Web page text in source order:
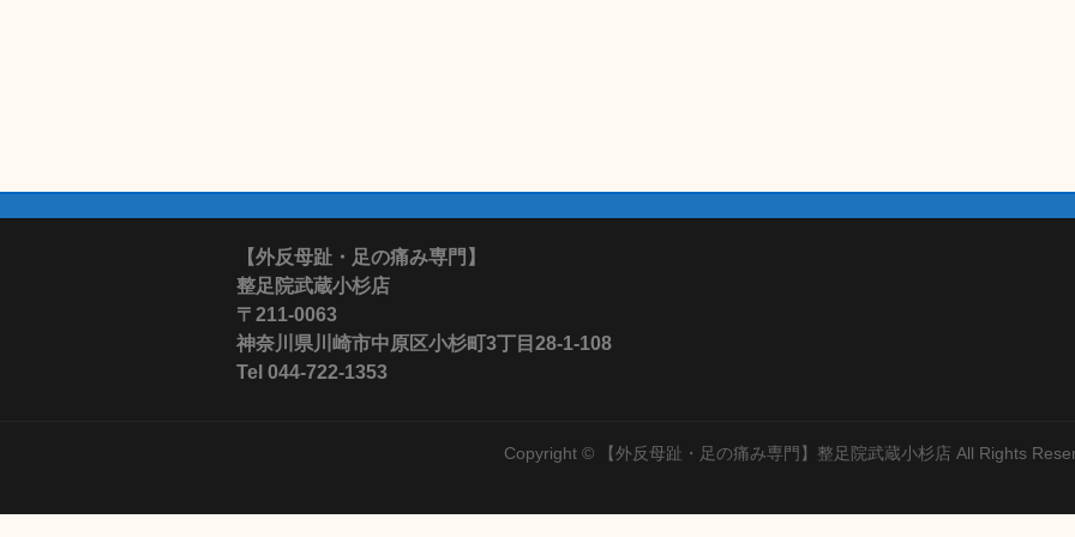
【外反母趾・足の痛み専門】
整足院武蔵小杉店
〒211-0063
神奈川県川崎市中原区小杉町3丁目28-1-108
Tel 044-722-1353
Copyright © 【外反母趾・足の痛み専門】整足院武蔵小杉店 All Rights